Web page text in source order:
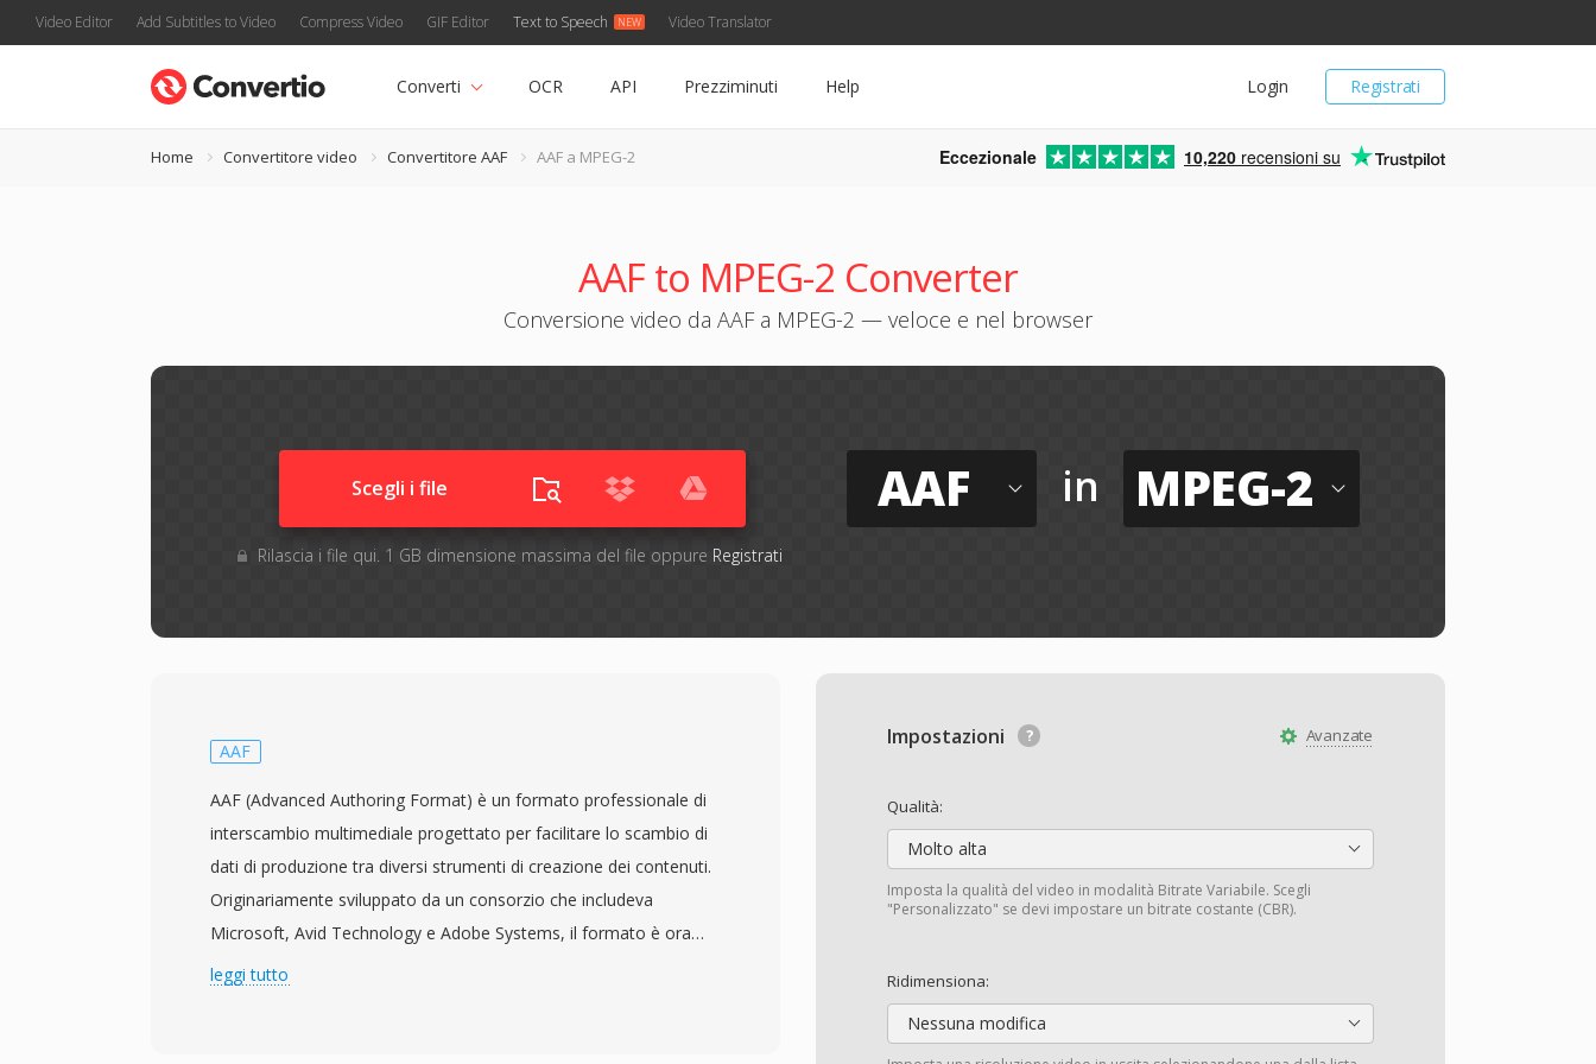
Video Editor Add Subtitles to Video Compress Video GIF Editor Text to Speech Video Translator
Registrati
Login
Converti OCR API Prezziminuti Help
Home Convertitore video Convertitore AAF AAF a MPEG-2 Eccezionale 10,220 recensioni su
AAF to MPEG-2 Converter
Conversione video da AAF a MPEG-2 — veloce e nel browser
Scegli i file
Rilascia i file qui. 1 GB dimensione massima del file oppure Registrati
AAF in MPEG-2
Avanzate
Impostazioni
Qualità:
Molto alta
Imposta la qualità del video in modalità Bitrate Variabile. Scegli
"Personalizzato" se devi impostare un bitrate costante (CBR).
Ridimensiona:
Nessuna modifica
AAF
AAF (Advanced Authoring Format) è un formato professionale di
interscambio multimediale progettato per facilitare lo scambio di
dati di produzione tra diversi strumenti di creazione dei contenuti.
Originariamente sviluppato da un consorzio che includeva
Microsoft, Avid Technology e Adobe Systems, il formato è ora
mantenuto dall&#039;Advanced Media Workflow Association
leggi tutto